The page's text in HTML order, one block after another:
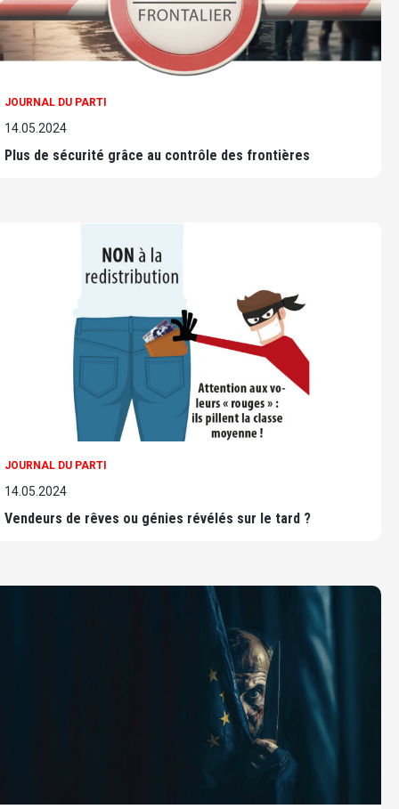
JOURNAL DU PARTI
14.05.2024
Plus de sécurité grâce au contrôle des frontières
JOURNAL DU PARTI
14.05.2024
Vendeurs de rêves ou génies révélés sur le tard ?